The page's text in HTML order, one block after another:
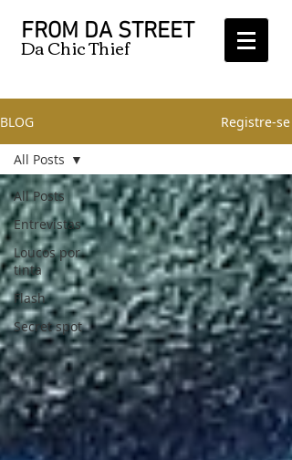
FROM DA STREET
Da Chic Thief
BLOG Registre-se
All Posts
Entrevistas
Loucos por
tinta
Flash
Secret spot
All Posts